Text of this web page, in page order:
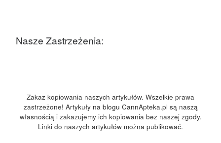
Nasze Zastrzeżenia:
Zakaz kopiowania naszych artykułów. Wszelkie prawa
zastrzeżone! Artykuły na blogu CannApteka.pl są naszą
własnością i zakazujemy ich kopiowania bez naszej zgody.
Linki do naszych artykułów można publikować.